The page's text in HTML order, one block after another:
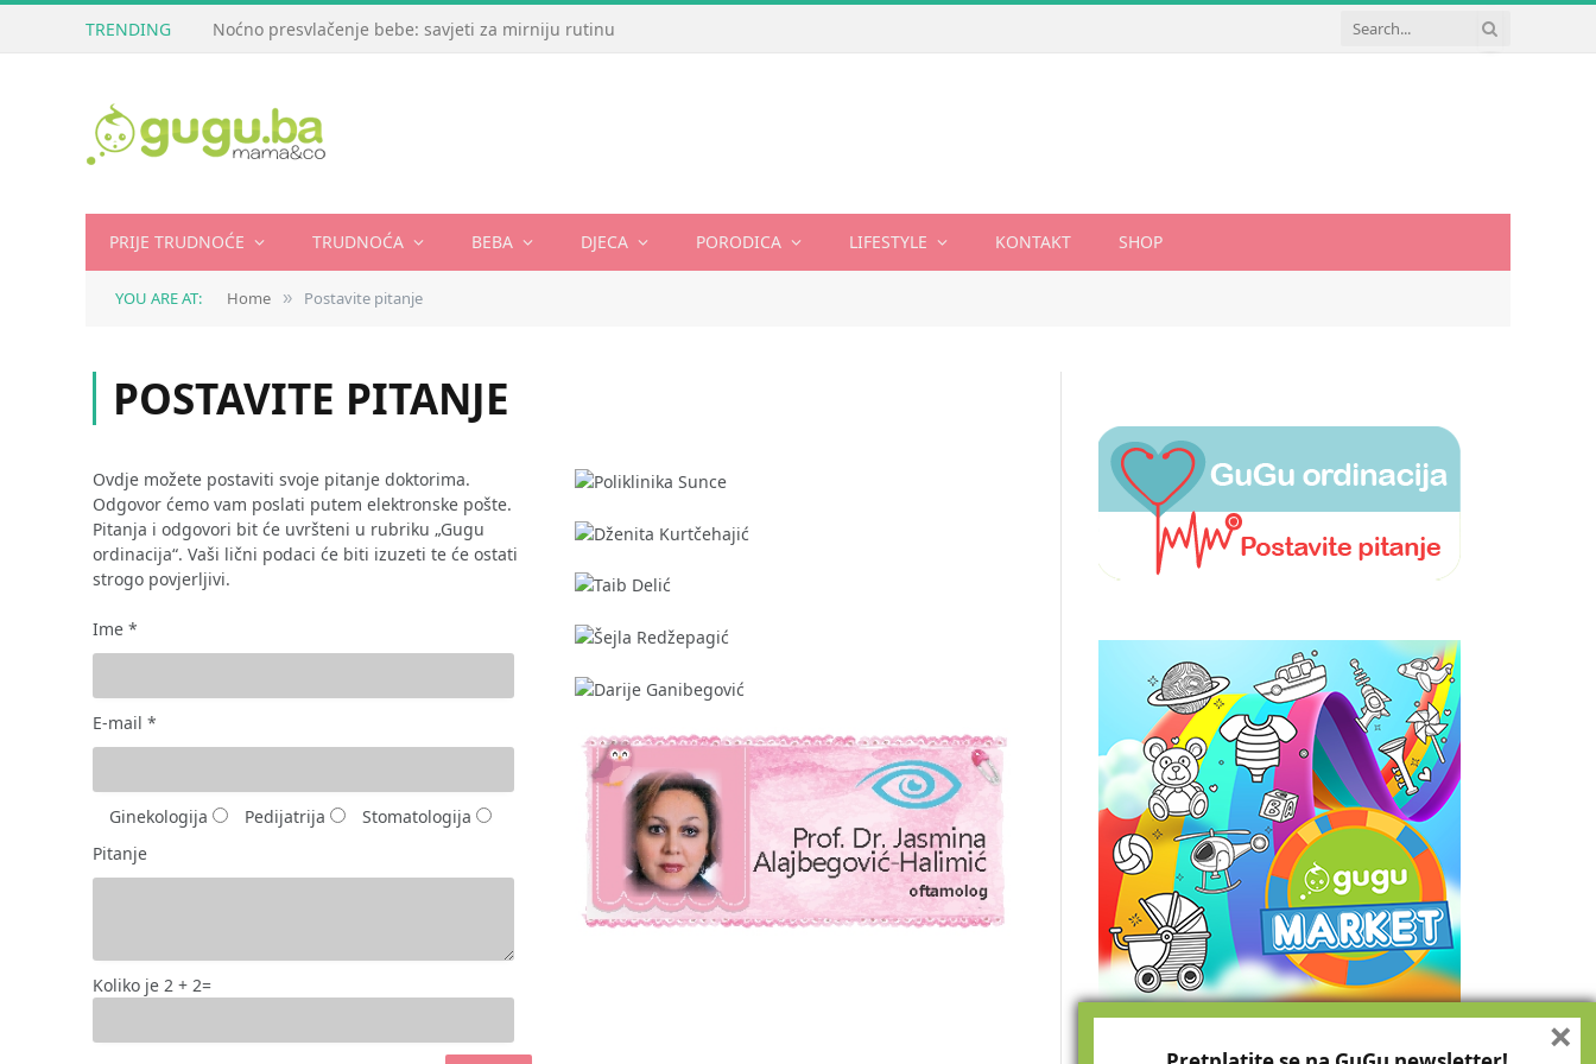
TRENDING
PRIJE TRUDNOĆE TRUDNOĆA BEBA DJECA PORODICA LIFESTYLE KONTAKT SHOP
YOU ARE AT: Home » Postavite pitanje
POSTAVITE PITANJE
Ovdje možete postaviti svoje pitanje doktorima.
Odgovor ćemo vam poslati putem elektronske pošte.
Pitanja i odgovori bit će uvršteni u rubriku „Gugu
ordinacija“. Vaši lični podaci će biti izuzeti te će ostati
strogo povjerljivi.
Ime *
E-mail *
Ginekologija Pedijatrija
Stomatologija
Pitanje
Koliko je 2 + 2=
×